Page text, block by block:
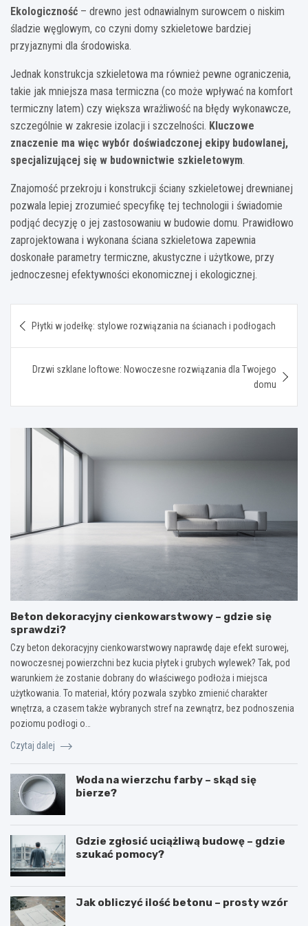
Ekologiczność – drewno jest odnawialnym surowcem o niskim
śladzie węglowym, co czyni domy szkieletowe bardziej
przyjaznymi dla środowiska.
Jednak konstrukcja szkieletowa ma również pewne ograniczenia,
takie jak mniejsza masa termiczna (co może wpływać na komfort
termiczny latem) czy większa wrażliwość na błędy wykonawcze,
szczególnie w zakresie izolacji i szczelności. Kluczowe
znaczenie ma więc wybór doświadczonej ekipy budowlanej,
specjalizującej się w budownictwie szkieletowym.
Znajomość przekroju i konstrukcji ściany szkieletowej drewnianej
pozwala lepiej zrozumieć specyfikę tej technologii i świadomie
podjąć decyzję o jej zastosowaniu w budowie domu. Prawidłowo
zaprojektowana i wykonana ściana szkieletowa zapewnia
doskonałe parametry termiczne, akustyczne i użytkowe, przy
jednoczesnej efektywności ekonomicznej i ekologicznej.
wpisu
Płytki w jodełkę: stylowe rozwiązania na ścianach i podłogach
Drzwi szklane loftowe: Nowoczesne rozwiązania dla Twojego
domu
Beton dekoracyjny cienkowarstwowy – gdzie się
sprawdzi?
Czy beton dekoracyjny cienkowarstwowy naprawdę daje efekt surowej,
nowoczesnej powierzchni bez kucia płytek i grubych wylewek? Tak, pod
warunkiem że zostanie dobrany do właściwego podłoża i miejsca
użytkowania. To materiał, który pozwala szybko zmienić charakter
wnętrza, a czasem także wybranych stref na zewnątrz, bez podnoszenia
poziomu podłogi o…
Czytaj dalej
Woda na wierzchu farby – skąd się
bierze?
Gdzie zgłosić uciążliwą budowę – gdzie
szukać pomocy?
Jak obliczyć ilość betonu – prosty wzór